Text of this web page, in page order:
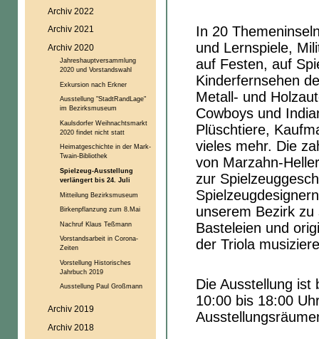
In 20
und Lernspiele,
auf Festen, auf
Kinderfernsehen
Metall- und
Cowboys und
Plüschtiere,
vieles mehr. Die
von Marzahn-
zur
unserem Bezirk
Basteleien und
der Triola
Die Ausstellung ist
10:00 bis
Archiv 2022
Archiv 2021
Archiv 2020
Jahreshauptversammlung
2020 und Vorstandswahl
Exkursion nach Erkner
Ausstellung "StadtRandLage"
im Bezirksmuseum
Kaulsdorfer Weihnachtsmarkt
2020 findet nicht statt
Heimatgeschichte in der Mark-
Twain-Bibliothek
Spielzeug-Ausstellung
verlängert bis 24. Juli
Mitteilung Bezirksmuseum
Birkenpflanzung zum 8.Mai
Nachruf Klaus Teßmann
Vorstandsarbeit in Corona-
Zeiten
Vorstellung Historisches
Jahrbuch 2019
Ausstellung Paul Großmann
Archiv 2019
Archiv 2018